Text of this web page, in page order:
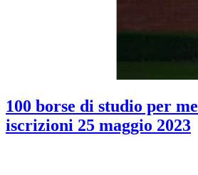
100 borse di studio per
iscrizioni 25 maggio 2023